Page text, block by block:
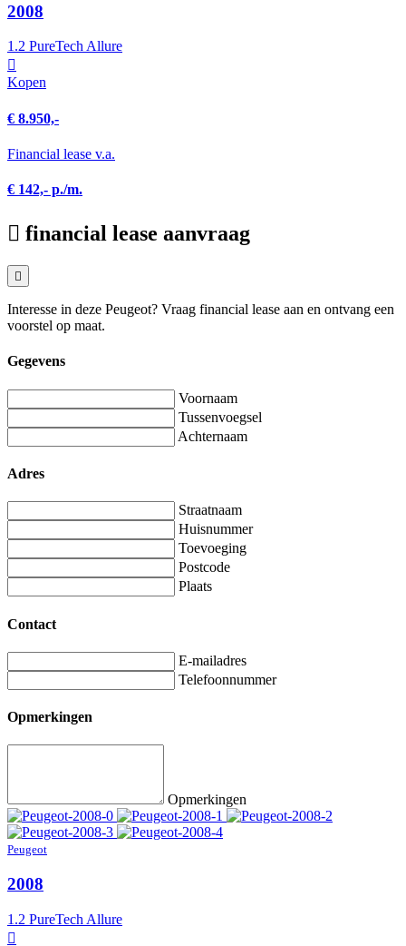
2008
1.2 PureTech Allure
Kopen
€ 8.950,-
Financial lease v.a.
€ 142,- p./m.
financial lease aanvraag
Interesse in deze Peugeot? Vraag financial lease aan en ontvang een
voorstel op maat.
Gegevens
Voornaam
Tussenvoegsel
Achternaam
Adres
Straatnaam
Huisnummer
Toevoeging
Postcode
Plaats
Contact
E-mailadres
Telefoonnummer
Opmerkingen
Opmerkingen
Peugeot
2008
1.2 PureTech Allure